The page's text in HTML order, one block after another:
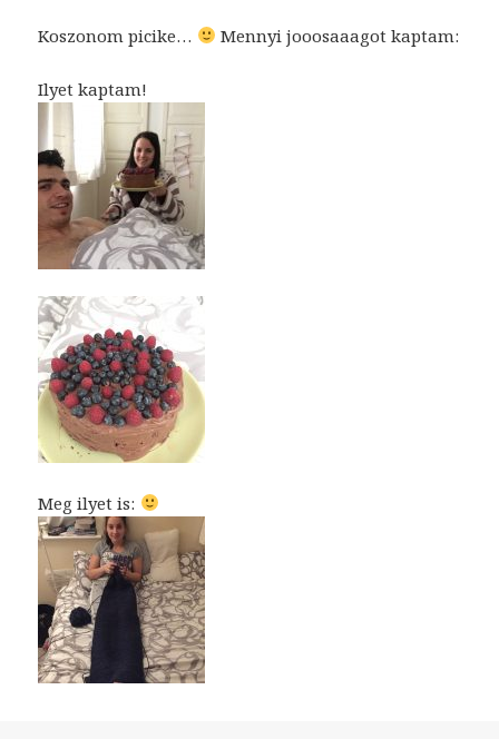
Koszonom picike… Mennyi jooosaaagot kaptam:
Ilyet kaptam!
Meg ilyet is: